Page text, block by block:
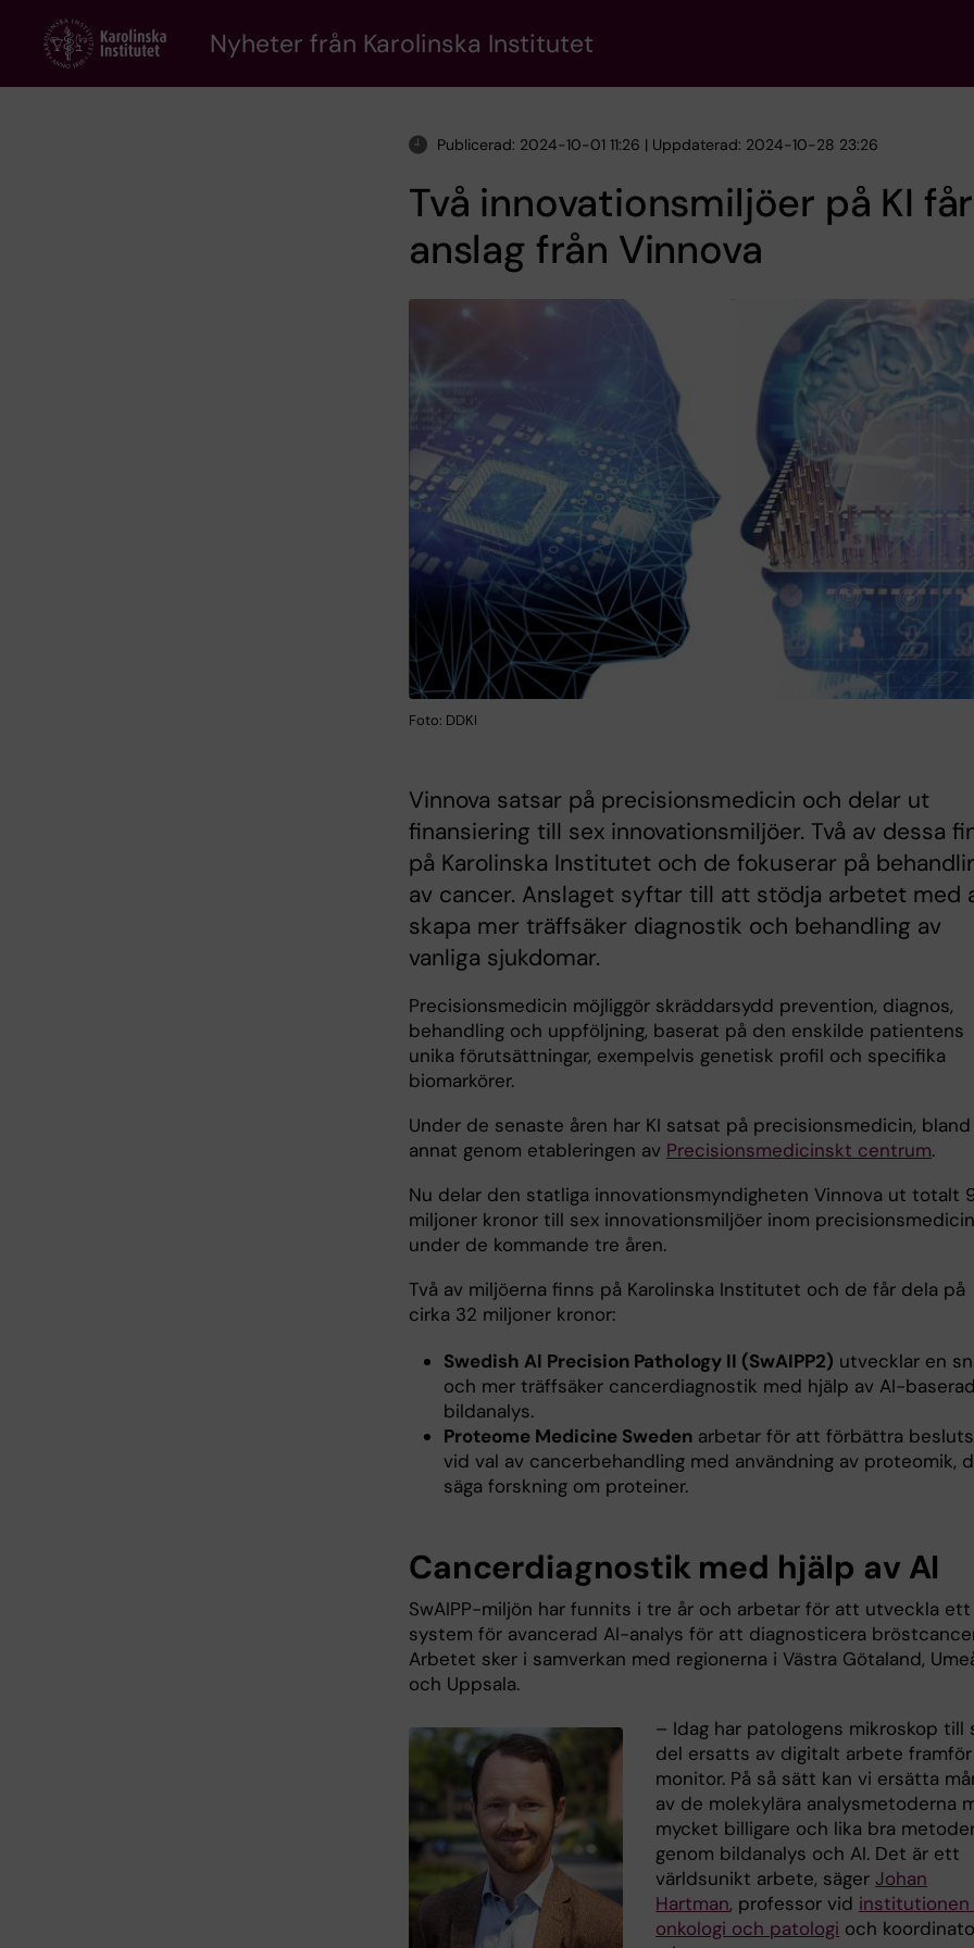
content
Nyheter från Karolinska Institutet
Publicerad: 2024-10-01 11:26 | Uppdaterad: 2024-10-28 23:26
Två innovationsmiljöer på KI får
anslag från Vinnova
Foto: DDKI
Vinnova satsar på precisionsmedicin och delar ut
finansiering till sex innovationsmiljöer. Två av dessa
på Karolinska Institutet och de fokuserar på
av cancer. Anslaget syftar till att stödja arbetet med
skapa mer träffsäker diagnostik och behandling av
vanliga sjukdomar.
Precisionsmedicin möjliggör skräddarsydd prevention, diagnos,
behandling och uppföljning, baserat på den enskilde patientens
unika förutsättningar, exempelvis genetisk profil och specifika
biomarkörer.
Under de senaste åren har KI satsat på precisionsmedicin, bland
annat genom etableringen av Precisionsmedicinskt centrum.
Nu delar den statliga innovationsmyndigheten Vinnova ut totalt
miljoner kronor till sex innovationsmiljöer inom precisionsmedicin
under de kommande tre åren.
Två av miljöerna finns på Karolinska Institutet och de får dela på
cirka 32 miljoner kronor:
Swedish AI Precision Pathology II (SwAIPP2) utvecklar en
och mer träffsäker cancerdiagnostik med hjälp av AI-baserad
bildanalys.
Proteome Medicine Sweden arbetar för att förbättra
vid val av cancerbehandling med användning av proteomik,
säga forskning om proteiner.
Cancerdiagnostik med hjälp av AI
SwAIPP-miljön har funnits i tre år och arbetar för att utveckla ett
system för avancerad AI-analys för att diagnosticera
Arbetet sker i samverkan med regionerna i Västra Götaland,
och Uppsala.
– Idag har patologens mikroskop till
del ersatts av digitalt arbete
monitor. På så sätt kan vi ersätta
av de molekylära analysmetoderna
mycket billigare och lika bra
genom bildanalys och AI. Det är ett
världsunikt arbete, sägerJohan
Hartman, professor vid institutionen
onkologi och patologi och